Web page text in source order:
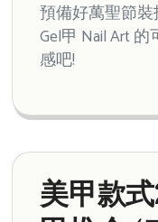
預備好萬聖節
Gel甲 Nail Art
感吧!
美甲款